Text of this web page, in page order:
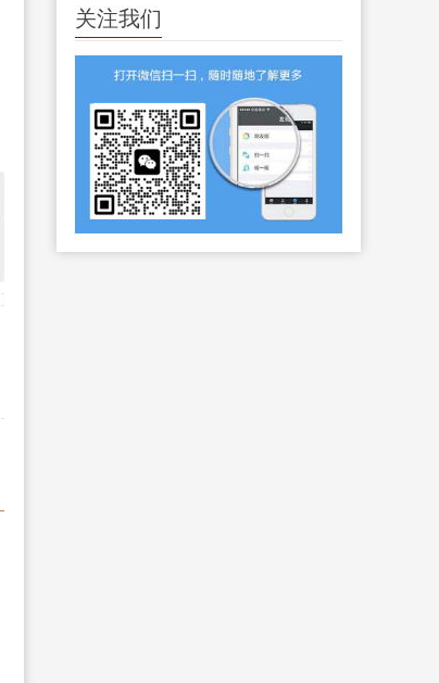
关注我们